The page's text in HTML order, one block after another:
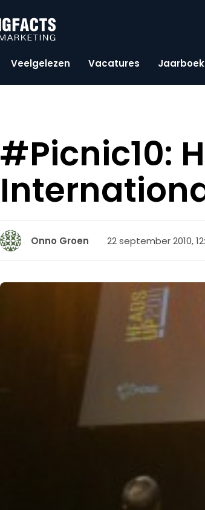
Veelgelezen Vacatures Jaarboek
#Picnic10:
Onno Groen 22 september 2010,